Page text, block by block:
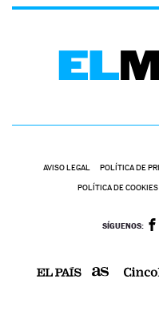
AVISO LEGAL POLÍTICA DE
POLÍTICA DE COOKIES
SÍGUENOS: